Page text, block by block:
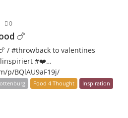
0
🍗
/ #throwback to valentines
#❤️…
p/BQlAU9aF19j/
Food 4 Thought
Inspiration